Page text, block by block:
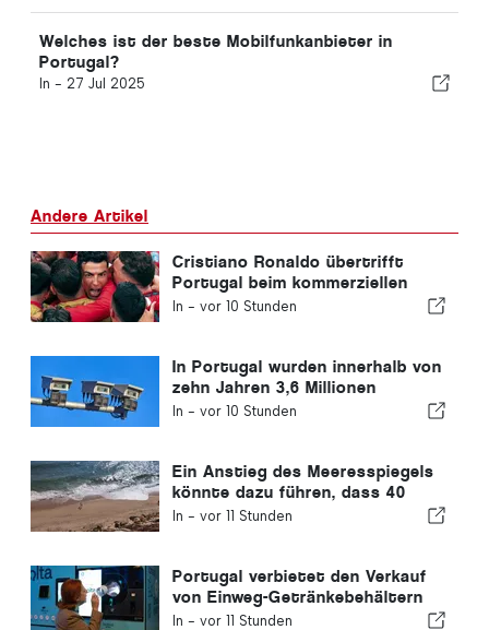
Welches ist der beste Mobilfunkanbieter in
Portugal?
In - 27 Jul 2025
Andere Artikel
Cristiano Ronaldo übertrifft
Portugal beim kommerziellen
Wert
In - vor 10 Stunden
In Portugal wurden innerhalb von
zehn Jahren 3,6 Millionen
Autofahrer wegen
In - vor 10 Stunden
Ein Anstieg des Meeresspiegels
könnte dazu führen, dass 40
Prozent der Strände Portugals
In - vor 11 Stunden
Portugal verbietet den Verkauf
von Einweg-Getränkebehältern
ohne Volta-Kennzeichnung
In - vor 11 Stunden